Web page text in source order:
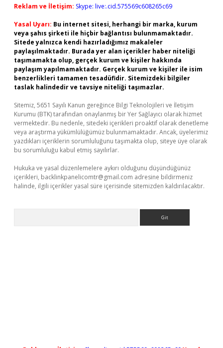
Reklam ve İletişim: Skype: live:.cid.575569c608265c69
Yasal Uyarı: Bu internet sitesi, herhangi bir marka, kurum
veya şahıs şirketi ile hiçbir bağlantısı bulunmamaktadır.
Sitede yalnızca kendi hazırladığımız makaleler
paylaşılmaktadır. Burada yer alan içerikler haber niteliği
taşımamakta olup, gerçek kurum ve kişiler hakkında
paylaşım yapılmamaktadır. Gerçek kurum ve kişiler ile isim
benzerlikleri tamamen tesadüfidir. Sitemizdeki bilgiler
taslak halindedir ve tavsiye niteliği taşımazlar.
Sitemiz, 5651 Sayılı Kanun gereğince Bilgi Teknolojileri ve İletişim
Kurumu (BTK) tarafından onaylanmış bir Yer Sağlayıcı olarak hizmet
vermektedir. Bu nedenle, sitedeki içerikleri proaktif olarak denetleme
veya araştırma yükümlülüğümüz bulunmamaktadır. Ancak, üyelerimiz
yazdıkları içeriklerin sorumluluğunu taşımakta olup, siteye üye olarak
bu sorumluluğu kabul etmiş sayılırlar.
Hukuka ve yasal düzenlemelere aykırı olduğunu düşündüğünüz
içerikleri, backlinkpanelicomtr@gmail.com adresine bildirmeniz
halinde, ilgili içerikler yasal süre içerisinde sitemizden kaldırılacaktır.